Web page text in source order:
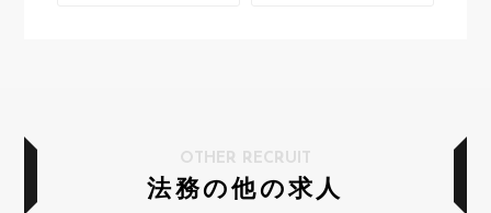
法務の他の求人
OTHER RECRUIT